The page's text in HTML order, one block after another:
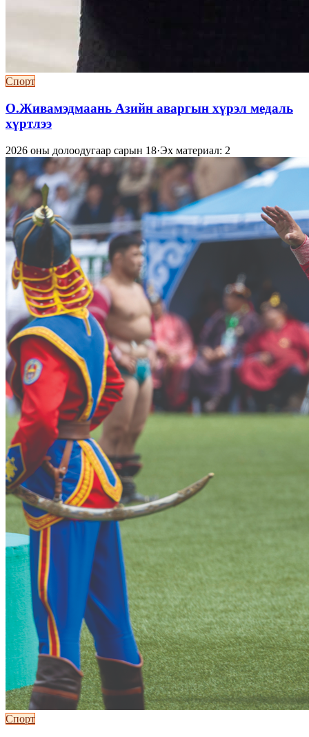
Спорт
О.Живамэдмаань Азийн аваргын хүрэл медаль
хүртлээ
2026 оны долоодугаар сарын 18·Эх материал: 2
Спорт